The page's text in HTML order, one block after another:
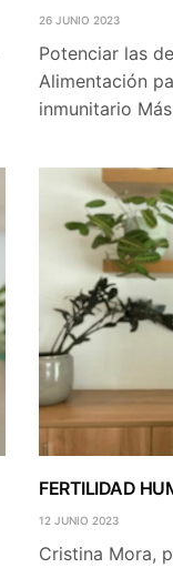
26 JUNIO 2023
Potenciar las
Alimentación
inmunitario
FERTILIDAD
12 JUNIO 2023
Cristina Mora,